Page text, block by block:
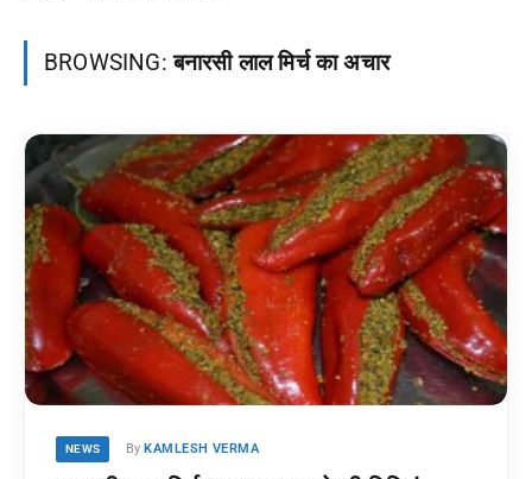
BROWSING:बनारसी लाल मिर्च का अचार
NEWS By KAMLESH VERMA